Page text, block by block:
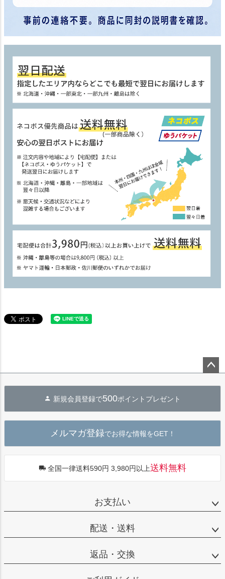
へ
新規会員登録で500ポイントプレゼント
メルマガ登録でお得な情報をGET！
全国一律送料590円 3,980円以上送料無料
お支払い
配送・送料
返品・交換